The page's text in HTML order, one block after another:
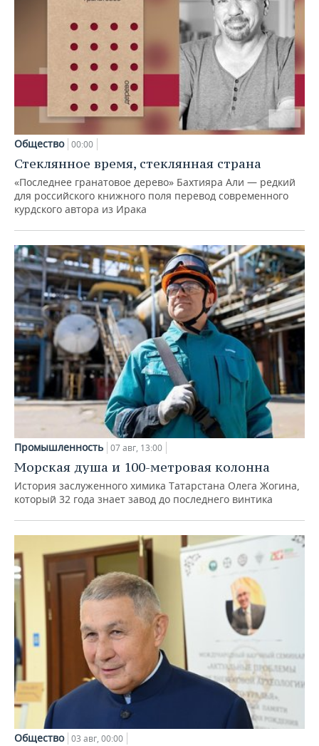
Общество 00:00
Стеклянное время, стеклянная страна
«Последнее гранатовое дерево» Бахтияра Али — редкий
для российского книжного поля перевод современного
курдского автора из Ирака
Промышленность 07 авг, 13:00
Морская душа и 100-метровая колонна
История заслуженного химика Татарстана Олега Жогина,
который 32 года знает завод до последнего винтика
Общество 03 авг, 00:00